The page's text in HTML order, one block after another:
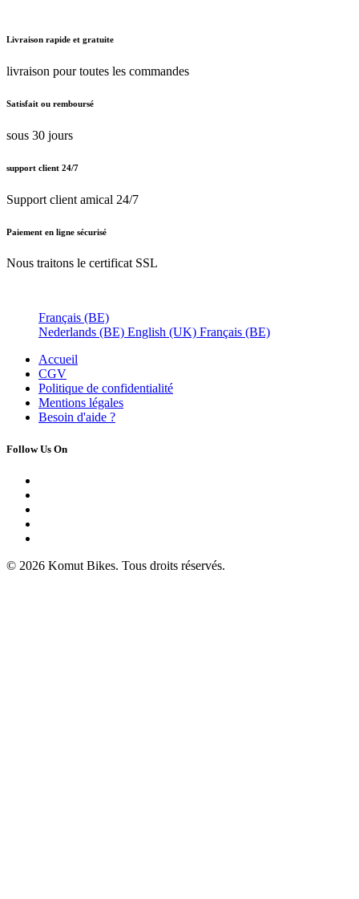
Livraison rapide et gratuite
livraison pour toutes les commandes
Satisfait ou remboursé
sous 30 jours
support client 24/7
Support client amical 24/7
Paiement en ligne sécurisé
Nous traitons le certificat SSL
Français (BE)
Nederlands (BE) English (UK) Français (BE)
Accueil
CGV
Politique de confidentialité
Mentions légales
Besoin d'aide ?
Follow Us On
© 2026 Komut Bikes. Tous droits réservés.